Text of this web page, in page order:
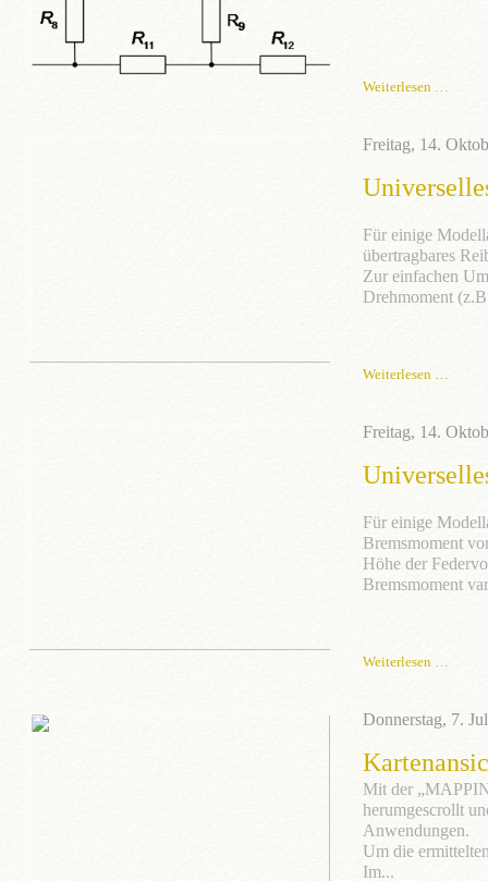
Weiterlesen …
Freitag, 14.
Für einige
übertragbares
Zur einfachen
Drehmoment
Weiterlesen …
Freitag, 14.
Für einige
Bremsmoment
Höhe der
Bremsmoment
Weiterlesen …
Donnerstag, 7.
Mit der
herumgescrollt
Anwendungen.
Um die
Im...